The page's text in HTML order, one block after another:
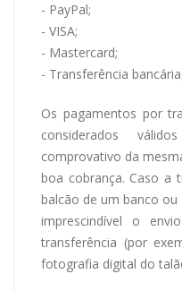
- PayPal;
- VISA;
- Mastercard;
- Transferência
Os pagamentos por
considerados
comprovativo da
boa cobrança. Caso a
balcão de um banco
imprescindível o
transferência (por
fotografia digital do